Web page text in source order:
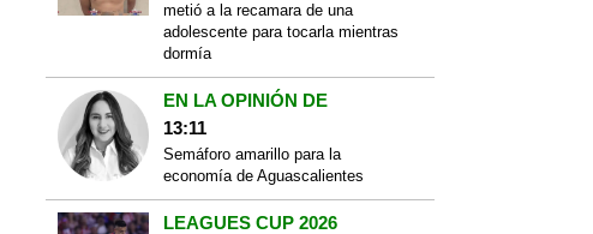
metió a la recamara de una
adolescente para tocarla mientras
dormía
EN LA OPINIÓN DE
13:11
Semáforo amarillo para la
economía de Aguascalientes
LEAGUES CUP 2026